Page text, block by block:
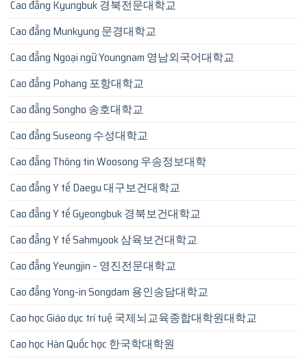
Cao đẳng Kyungbuk 경북전문대학교
Cao đẳng Munkyung 문경대학교
Cao đẳng Ngoại ngữ Youngnam 영남외국어대학교
Cao đẳng Pohang 포항대학교
Cao đẳng Songho 송호대학교
Cao đẳng Suseong 수성대학교
Cao đẳng Thông tin Woosong 우송정보대학
Cao đẳng Y tế Daegu 대구보건대학교
Cao đẳng Y tế Gyeongbuk 경북보건대학교
Cao đẳng Y tế Sahmyook 삼육보건대학교
Cao đẳng Yeungjin – 영진전문대학교
Cao đẳng Yong-in Songdam 용인송담대학교
Cao học Giáo dục trí tuệ 국제뇌교육종합대학원대학교
Cao học Hàn Quốc học 한국학대학원